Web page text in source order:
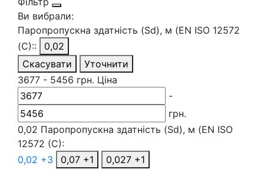
Ви вибрали:
Паропропускна здатність (Sd), м (EN ISO 12572
(C)::
0,02
Скасувати
Уточнити
3677 - 5456 грн. Ціна
-
грн.
0,02 Паропропускна здатність (Sd), м (EN ISO
12572 (C):
0,02 +3 0,07 +1 0,027 +1